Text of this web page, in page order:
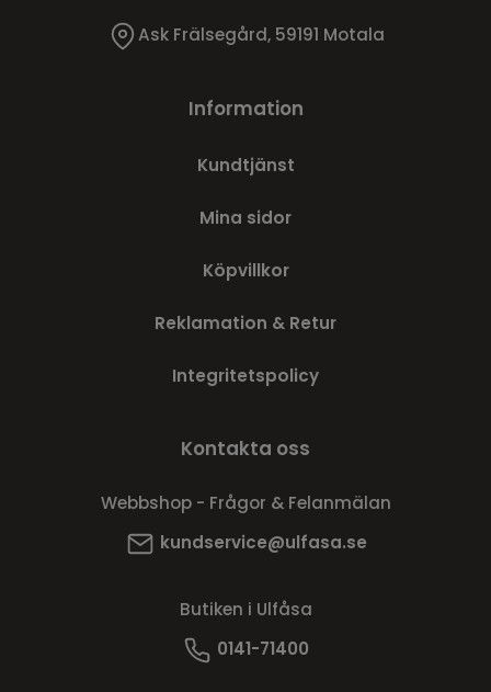
Ask Frälsegård, 59191 Motala
Information
Kundtjänst
Mina sidor
Köpvillkor
Reklamation & Retur
Integritetspolicy
Kontakta oss
Webbshop - Frågor & Felanmälan
kundservice@ulfasa.se
Butiken i Ulfåsa
0141-71400